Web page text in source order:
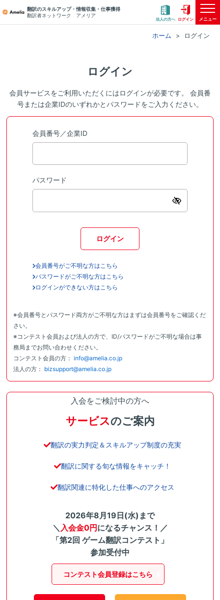
翻訳のスキルアップ・情報収集・仕事獲得
翻訳者ネットワーク アメリア
法人の方へ ログイン メニュー
ホーム ログイン
ログイン
会員サービスをご利用いただくにはログインが必要です。 会員番
号または企業IDのいずれかとパスワードをご入力ください。
会員番号／企業ID
パスワード
ログイン
会員番号がご不明な方はこちら
パスワードがご不明な方はこちら
ログインができない方はこちら
※会員番号とパスワード両方がご不明な方はまずは会員番号をご確認くだ
さい。
※コンテスト会員および法人の方で、ID/パスワードがご不明な場合は事
務局までお問い合わせください。
コンテスト会員の方： info@amelia.co.jp
法人の方： bizsupport@amelia.co.jp
入会をご検討中の方へ
サービスのご案内
翻訳の実力判定＆スキルアップ制度の充実
翻訳に関する旬な情報をキャッチ！
翻訳関連に特化した仕事へのアクセス
2026年8月19日(水)まで
＼ 入会金0円になるチャンス！／
「第2回 ゲーム翻訳コンテスト」
参加受付中
コンテスト会員登録はこちら